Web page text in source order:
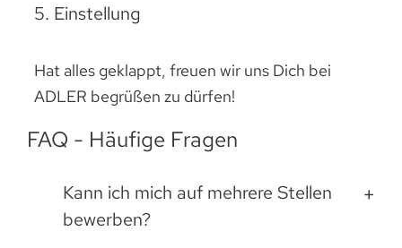
5. Einstellung
Hat alles geklappt, freuen wir uns Dich bei
ADLER begrüßen zu dürfen!
FAQ - Häufige Fragen
Kann ich mich auf mehrere Stellen
bewerben?